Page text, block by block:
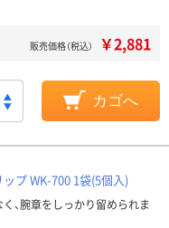
販売価格（税込） ￥2,881
カゴへ
プ WK-700 1袋(5個入)
、腕章をしっかり留められま